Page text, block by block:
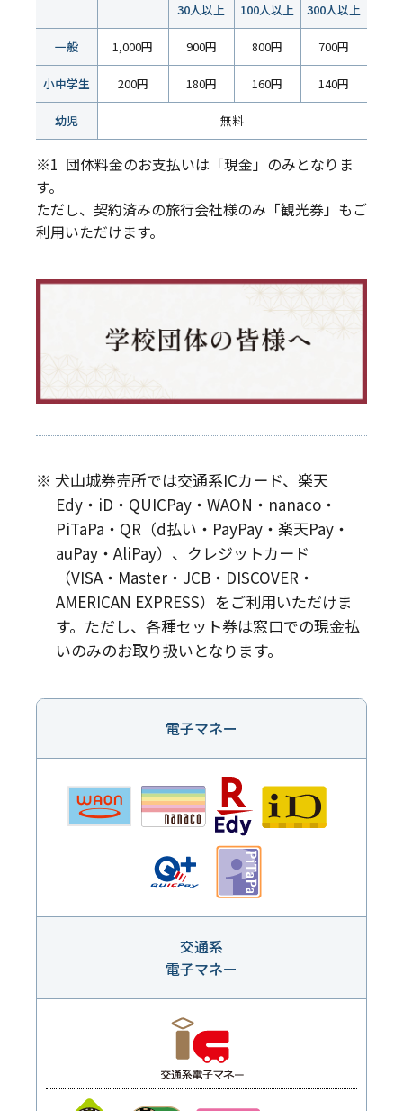
30人以上 100人以上 300人以上
一般 1,000円 900円 800円 700円
小中学生 200円 180円 160円 140円
幼児 無料
※1 団体料金のお支払いは「現金」のみとなりま
す。
ただし、契約済みの旅行会社様のみ「観光券」もご
利用いただけます。
※ 犬山城券売所では交通系ICカード、楽天
Edy・iD・QUICPay・WAON・nanaco・
PiTaPa・QR（d払い・PayPay・楽天Pay・
auPay・AliPay）、クレジットカード
（VISA・Master・JCB・DISCOVER・
AMERICAN EXPRESS）をご利用いただけま
す。ただし、各種セット券は窓口での現金払
いのみのお取り扱いとなります。
電子マネー
交通系
電子マネー